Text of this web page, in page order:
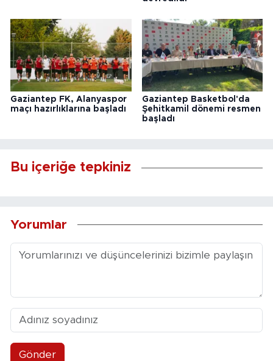
Gaziantep FK, Alanyaspor
maçı hazırlıklarına başladı
Gaziantep Basketbol'da
Şehitkamil dönemi resmen
başladı
Bu içeriğe tepkiniz
Yorumlar
Gönder